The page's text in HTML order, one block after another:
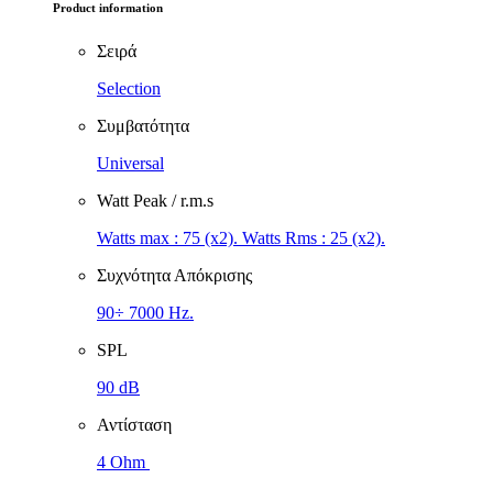
Product information
Σειρά
Selection
Συμβατότητα
Universal
Watt Peak / r.m.s
Watts max : 75 (x2). Watts Rms : 25 (x2).
Συχνότητα Απόκρισης
90÷ 7000 Hz.
SPL
90 dB
Αντίσταση
4 Ohm